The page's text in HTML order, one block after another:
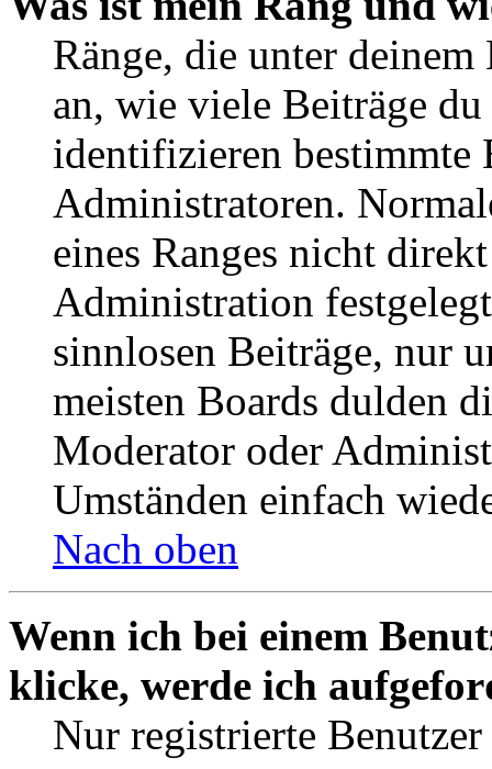
Ränge, die unter deinem
an, wie viele Beiträge
identifizieren bestimmte
Administratoren.
eines Ranges nicht
Administration
sinnlosen Beiträge, nur
meisten Boards dulden
Moderator oder
Umständen einfach
Nach oben
Wenn ich bei einem
klicke, werde ich
Nur registrierte